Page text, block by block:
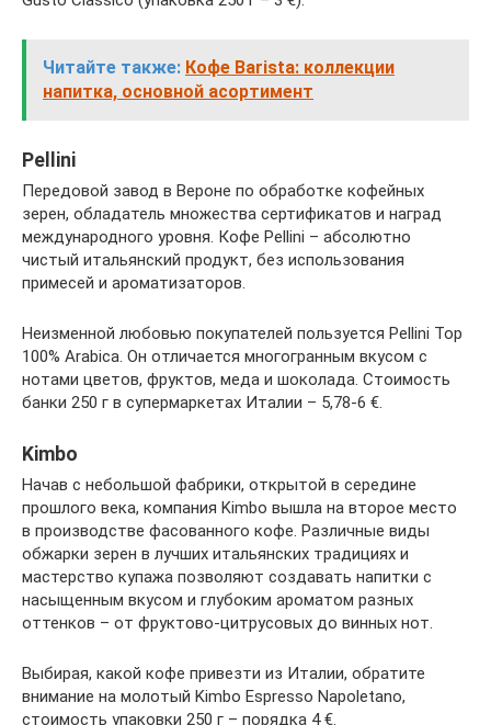
Читайте также: Кофе Barista: коллекции
напитка, основной асортимент
Pellini
Передовой завод в Вероне по обработке кофейных
зерен, обладатель множества сертификатов и наград
международного уровня. Кофе Pellini – абсолютно
чистый итальянский продукт, без использования
примесей и ароматизаторов.
Неизменной любовью покупателей пользуется Pellini Top
100% Arabica. Он отличается многогранным вкусом с
нотами цветов, фруктов, меда и шоколада. Стоимость
банки 250 г в супермаркетах Италии – 5,78-6 €.
Kimbo
Начав с небольшой фабрики, открытой в середине
прошлого века, компания Kimbo вышла на второе место
в производстве фасованного кофе. Различные виды
обжарки зерен в лучших итальянских традициях и
мастерство купажа позволяют создавать напитки с
насыщенным вкусом и глубоким ароматом разных
оттенков – от фруктово-цитрусовых до винных нот.
Выбирая, какой кофе привезти из Италии, обратите
внимание на молотый Kimbo Espresso Napoletano,
стоимость упаковки 250 г – порядка 4 €.